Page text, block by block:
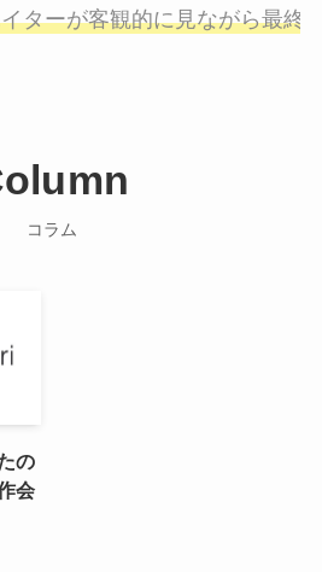
ターが客観的に見ながら最終
コラム
の
会